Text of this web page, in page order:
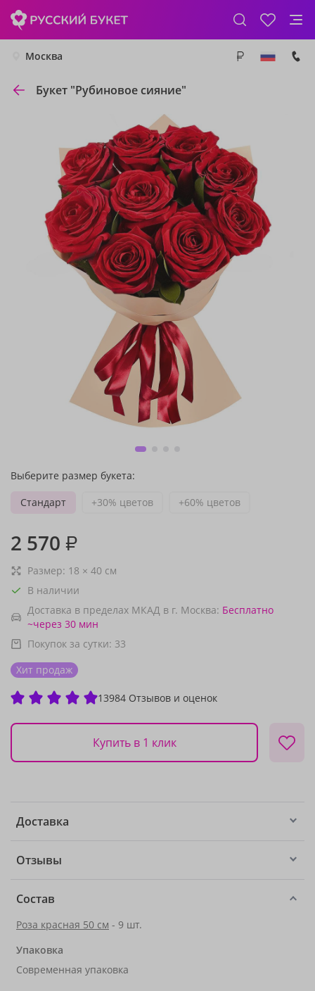
Москва
Букет "Рубиновое сияние"
Выберите размер букета:
Стандарт
+30% цветов +60% цветов
2 570 ₽
Размер: 18 × 40 см
В наличии
Доставка в пределах МКАД в г. Москва: Бесплатно
~через 30 мин
Покупок за сутки: 33
Хит продаж
13984 Отзывов и оценок
Купить в 1 клик
Доставка
Отзывы
Состав
Роза красная 50 см - 9 шт.
Упаковка
Современная упаковка